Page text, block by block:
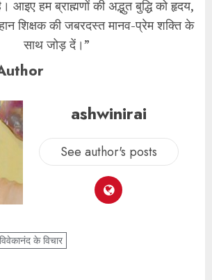
आइए हम ब्राह्मणों की अद्भुत बुद्धि को हृदय,
शिक्षक की जबरदस्त मानव-प्रेम शक्ति के
साथ जोड़ दें।”
ashwinirai
See author's posts
विवेकानंद के विचार